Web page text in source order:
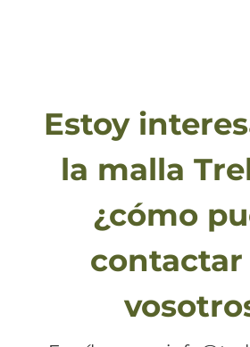
Estoy
la malla
¿cómo
contactar